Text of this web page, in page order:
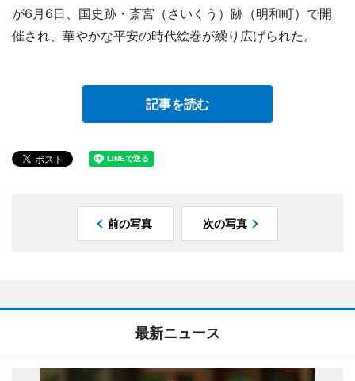
が6月6日、国史跡・斎宮（さいくう）跡（明和町）で開
催され、華やかな平安の時代絵巻が繰り広げられた。
記事を読む
前の写真 次の写真
最新ニュース